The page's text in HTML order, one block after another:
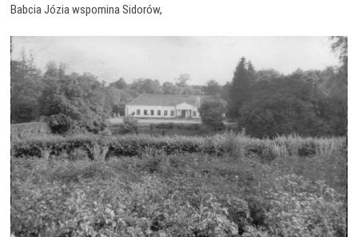
Babcia Józia wspomina Sidorów,